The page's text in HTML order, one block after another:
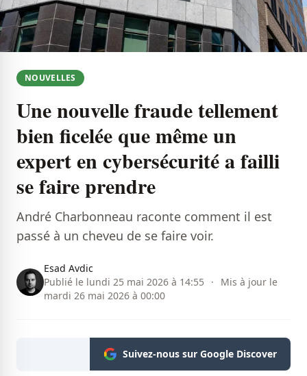
NOUVELLES
Une nouvelle fraude tellement
bien ficelée que même un
expert en cybersécurité a failli
se faire prendre
André Charbonneau raconte comment il est
passé à un cheveu de se faire voir.
Esad Avdic
Publié le lundi 25 mai 2026 à 14:55
·
Mis à jour le
mardi 26 mai 2026 à 00:00
Suivez-nous sur Google Discover